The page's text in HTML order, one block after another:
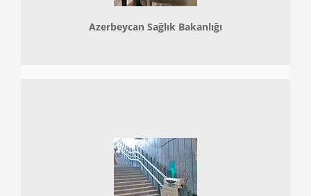
Azerbeycan Sağlık Bakanlığı